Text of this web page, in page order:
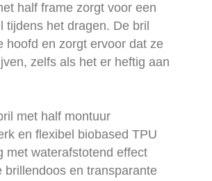
half frame zorgt voor een
tijdens het dragen. De bril
hoofd en zorgt ervoor dat ze
zelfs als het er heftig aan
met half montuur
en flexibel biobased TPU
met waterafstotend effect
brillendoos en transparante